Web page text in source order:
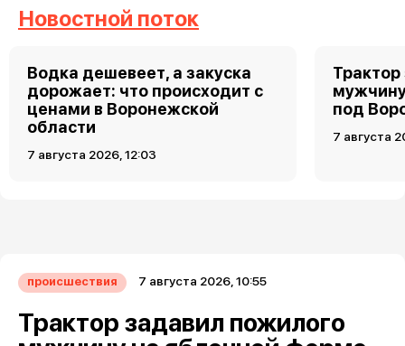
Новостной поток
Водка дешевеет, а закуска
дорожает: что происходит с
ценами в Воронежской
области
7 августа 2026, 12:03
под
7 августа
происшествия 7 августа 2026, 10:55
Трактор задавил пожилого